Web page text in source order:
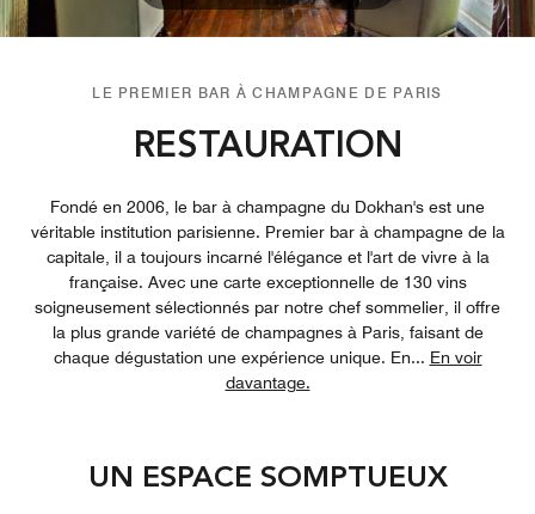
LE PREMIER BAR À CHAMPAGNE DE PARIS
RESTAURATION
Fondé en 2006, le bar à champagne du Dokhan's est une
véritable institution parisienne. Premier bar à champagne de la
capitale, il a toujours incarné l'élégance et l'art de vivre à la
française. Avec une carte exceptionnelle de 130 vins
soigneusement sélectionnés par notre chef sommelier, il offre
la plus grande variété de champagnes à Paris, faisant de
chaque dégustation une expérience unique. En... En voir
davantage.
UN ESPACE SOMPTUEUX